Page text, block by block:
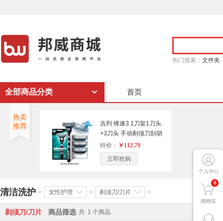
热门搜索： 文件夹
0
全部商品分类 首页
热卖
推荐
吉列 锋速3 1刀架1刀头
+3刀头 手动剃须刀刮胡
刀优惠装吉利 （计价单
位：个)
特价： ￥112.79
立即抢购
清洁洗护 > 女性护理 > 剃须刀/刀片 >
剃须刀/刀片 商品筛选 共 1 个商品